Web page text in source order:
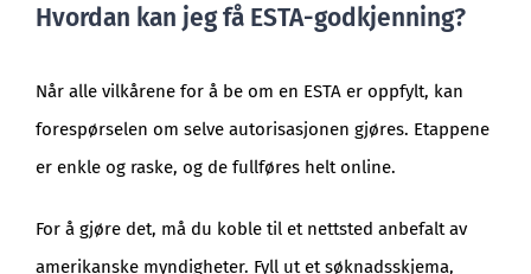
Hvordan kan jeg få ESTA-godkjenning?
Når alle vilkårene for å be om en ESTA er oppfylt, kan
forespørselen om selve autorisasjonen gjøres. Etappene
er enkle og raske, og de fullføres helt online.
For å gjøre det, må du koble til et nettsted anbefalt av
amerikanske myndigheter. Fyll ut et søknadsskjema,